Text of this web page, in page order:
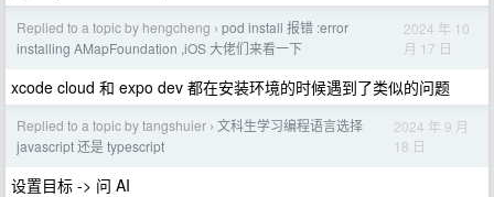
Replied to a topic by hengcheng › pod install 报错 :error
installing AMapFoundation ,iOS 大佬们来看一下
2024 年 10
月 17 日
xcode cloud 和 expo dev 都在安装环境的时候遇到了类似的问题
Replied to a topic by tangshuier › 文科生学习编程语言选择
javascript 还是 typescript
2024 年 9 月
18 日
设置目标 -> 问 AI